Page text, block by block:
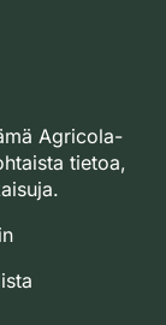
Agricola-
tietoa,